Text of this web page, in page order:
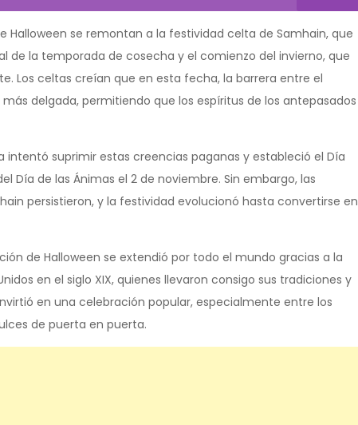
Halloween se remontan a la festividad celta de Samhain, que
de la temporada de cosecha y el comienzo del invierno, que
Los celtas creían que en esta fecha, la barrera entre el
delgada, permitiendo que los espíritus de los antepasados
intentó suprimir estas creencias paganas y estableció el Día
Día de las Ánimas el 2 de noviembre. Sin embargo, las
persistieron, y la festividad evolucionó hasta convertirse en
de Halloween se extendió por todo el mundo gracias a la
en el siglo XIX, quienes llevaron consigo sus tradiciones y
en una celebración popular, especialmente entre los
de puerta en puerta.